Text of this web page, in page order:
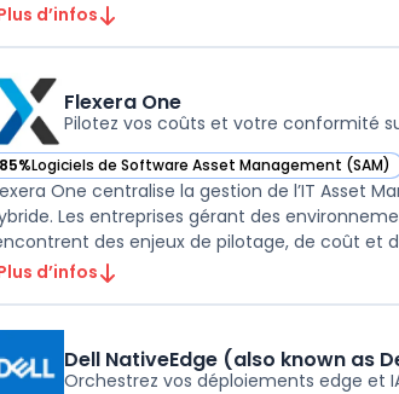
d’infos
Flexera One
Pilotez vos coûts et votre conformité
85%Logiciels de Software Asset Management (SAM)
voir Flexera One dans cette catégorie
One centralise la gestion de l’IT Asset
Les entreprises gérant des
des enjeux de pilotage, de coût et
d’infos
Dell NativeEdge (also known as
Orchestrez vos déploiements edge et